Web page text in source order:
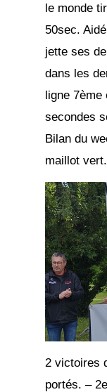
le monde
50sec.
jette ses
dans les
ligne 7ème
secondes
Bilan du
maillot vert.
2 victoires
portés. –